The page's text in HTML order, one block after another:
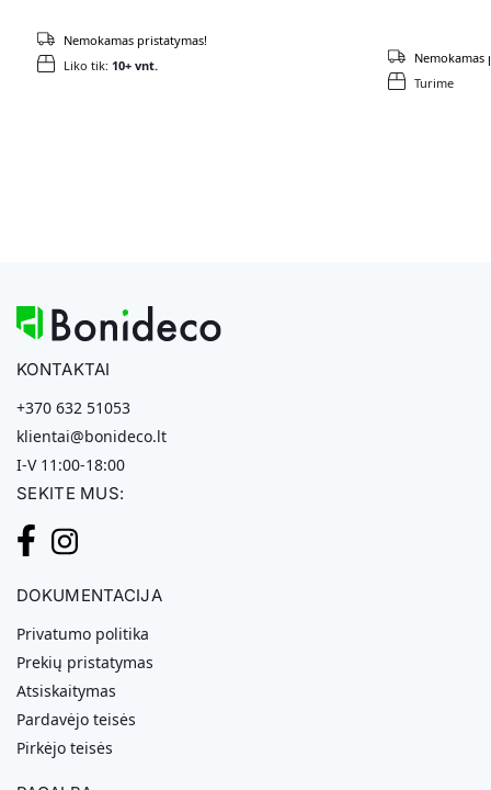
Liko tik: 10+ vnt.
Nemokamas pristatymas!
Turime
Nemokamas
KONTAKTAI
+370 632 51053
klientai@bonideco.lt
I-V 11:00-18:00
SEKITE MUS:
DOKUMENTACIJA
Privatumo politika
Prekių pristatymas
Atsiskaitymas
Pardavėjo teisės
Pirkėjo teisės